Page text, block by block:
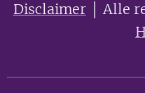
Disclaimer│ Alle